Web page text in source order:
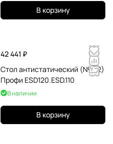
В корзину
42 441 ₽
Стол антистатический (№122)
Профи ESD120.ESD.110
В наличии
В корзину